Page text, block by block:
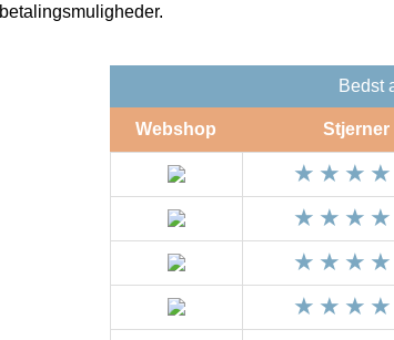
betalingsmuligheder.
Bedst
Webshop Stjerner